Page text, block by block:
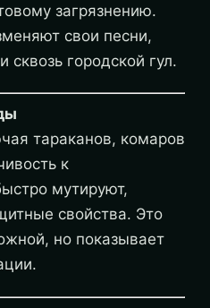
загрязнению.
свои песни,
городской гул.
тараканов, комаров
к
мутируют,
свойства. Это
но показывает